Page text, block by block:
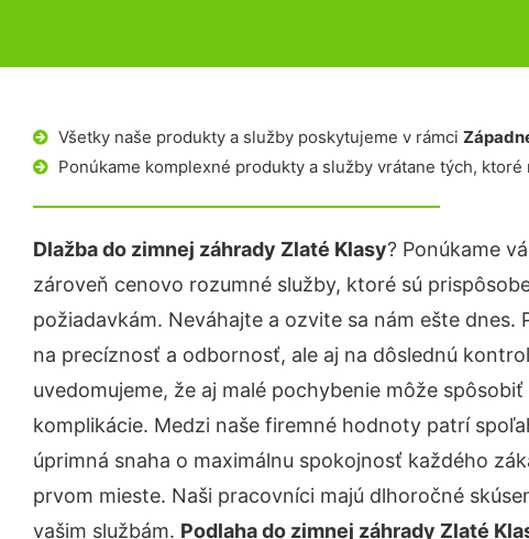
Všetky naše produkty a služby poskytujeme v rámci
Ponúkame komplexné produkty a služby vrátane tých,
Dlažba do zimnej záhrady Zlaté Klasy? Ponúkame
zároveň cenovo rozumné služby, ktoré sú
požiadavkám. Neváhajte a ozvite sa nám ešte dnes.
na precíznosť a odbornosť, ale aj na dôslednú
uvedomujeme, že aj malé pochybenie môže
komplikácie. Medzi naše firemné hodnoty patrí
úprimná snaha o maximálnu spokojnosť každého
prvom mieste. Naši pracovníci majú dlhoročné
vašim službám. Podlaha do zimnej záhrady Zlaté